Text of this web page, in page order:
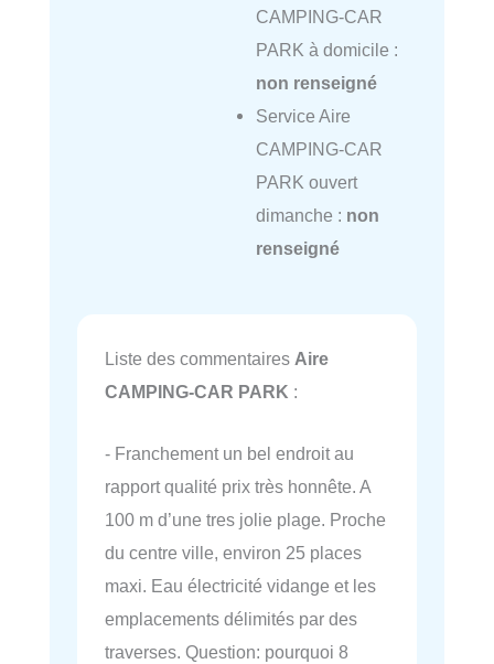
CAMPING-CAR
PARK à domicile :
non renseigné
Service Aire
CAMPING-CAR
PARK ouvert
dimanche : non
renseigné
Liste des commentaires Aire
CAMPING-CAR PARK :
- Franchement un bel endroit au
rapport qualité prix très honnête. A
100 m d’une tres jolie plage. Proche
du centre ville, environ 25 places
maxi. Eau électricité vidange et les
emplacements délimités par des
traverses. Question: pourquoi 8